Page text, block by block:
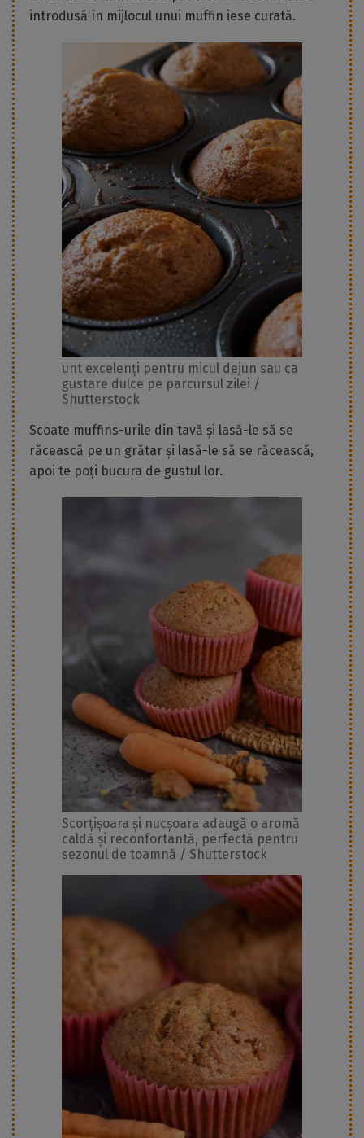
introdusă în mijlocul unui muffin iese curată.
unt excelenți pentru micul dejun sau ca
gustare dulce pe parcursul zilei /
Shutterstock
Scoate muffins-urile din tavă și lasă-le să se
răcească pe un grătar și lasă-le să se răcească,
apoi te poți bucura de gustul lor.
Scorțișoara și nucșoara adaugă o aromă
caldă și reconfortantă, perfectă pentru
sezonul de toamnă / Shutterstock